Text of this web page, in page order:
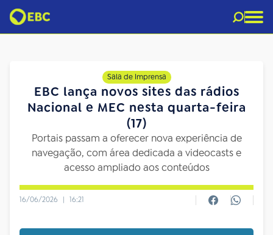
Sala de Imprensa
EBC lança novos sites das rádios
Nacional e MEC nesta quarta-feira
(17)
Portais passam a oferecer nova experiência de
navegação, com área dedicada a videocasts e
acesso ampliado aos conteúdos
16/06/2026 | 16:21